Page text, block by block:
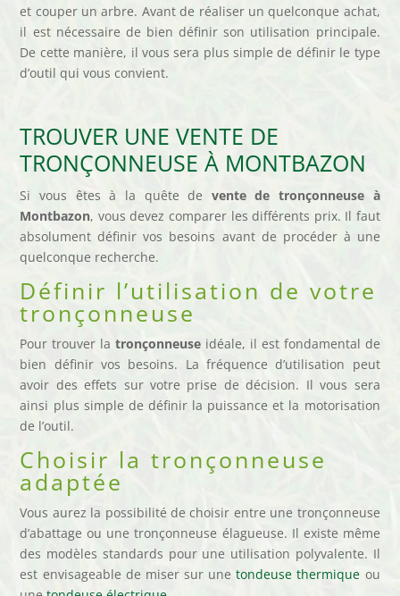
et couper un arbre. Avant de réaliser un quelconque achat,
il est nécessaire de bien définir son utilisation principale.
De cette manière, il vous sera plus simple de définir le type
d’outil qui vous convient.
TROUVER UNE VENTE DE
TRONÇONNEUSE À MONTBAZON
Si vous êtes à la quête de vente de tronçonneuse à
Montbazon, vous devez comparer les différents prix. Il faut
absolument définir vos besoins avant de procéder à une
quelconque recherche.
Définir l’utilisation de votre
tronçonneuse
Pour trouver latronçonneuse idéale, il est fondamental de
bien définir vos besoins. La fréquence d’utilisation peut
avoir des effets sur votre prise de décision. Il vous sera
ainsi plus simple de définir la puissance et la motorisation
de l’outil.
Choisir la tronçonneuse
adaptée
Vous aurez la possibilité de choisir entre une tronçonneuse
d’abattage ou une tronçonneuse élagueuse. Il existe même
des modèles standards pour une utilisation polyvalente. Il
est envisageable de miser sur unetondeuse thermique ou